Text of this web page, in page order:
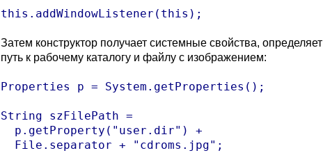
this.addWindowListener(this);
Затем конструктор получает системные свойства, определяет
путь к рабочему каталогу и файлу с изображением:
Properties p = System.getProperties();
String szFilePath =
  p.getProperty("user.dir") +
  File.separator + "cdroms.jpg";